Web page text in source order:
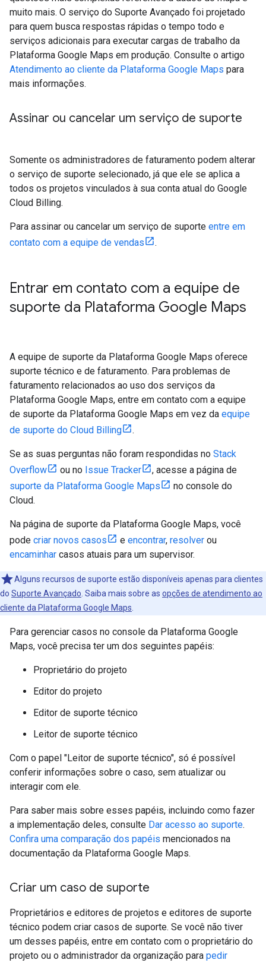
muito mais. O serviço do Suporte Avançado foi projetado
para quem busca respostas rápidas o tempo todo e
serviços adicionais para executar cargas de trabalho da
Plataforma Google Maps em produção. Consulte o artigo
Atendimento ao cliente da Plataforma Google Maps para
mais informações.
Assinar ou cancelar um serviço de suporte
Somente os administradores de faturamento podem alterar
o serviço de suporte selecionado, já que ele se aplica a
todos os projetos vinculados à sua conta atual do Google
Cloud Billing.
Para assinar ou cancelar um serviço de suporte entre em
contato com a equipe de vendas
.
Entrar em contato com a equipe de
suporte da Plataforma Google Maps
A equipe de suporte da Plataforma Google Maps oferece
suporte técnico e de faturamento. Para problemas de
faturamento relacionados ao uso dos serviços da
Plataforma Google Maps, entre em contato com a equipe
de suporte da Plataforma Google Maps em vez da equipe
de suporte do Cloud Billing
.
Se as suas perguntas não foram respondidas no Stack
Overflow
ou no Issue Tracker
, acesse a página de
suporte da Plataforma Google Maps
no console do
Cloud.
Na página de suporte da Plataforma Google Maps, você
pode criar novos casos e encontrar, resolver ou
encaminhar casos atuais para um supervisor.
Alguns recursos de suporte estão disponíveis apenas para clientes
do Suporte Avançado . Saiba mais sobre as opções de atendimento ao
cliente da Plataforma Google Maps
Para gerenciar casos no console da Plataforma Google
Maps, você precisa ter um dos seguintes papéis:
Proprietário do projeto
Editor do projeto
Editor de suporte técnico
Leitor de suporte técnico
Com o papel "Leitor de suporte técnico", só é possível
conferir informações sobre o caso, sem atualizar ou
interagir com ele.
Para saber mais sobre esses papéis, incluindo como fazer
a implementação deles, consulte Dar acesso ao suporte.
Confira uma comparação dos papéis mencionados na
documentação da Plataforma Google Maps.
Criar um caso de suporte
Proprietários e editores de projetos e editores de suporte
técnico podem criar casos de suporte. Se você não tiver
um desses papéis, entre em contato com o proprietário do
projeto ou o administrador da organização para pedir